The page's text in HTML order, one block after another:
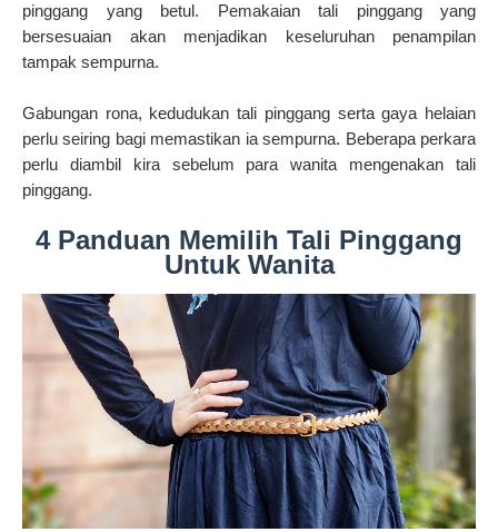
pinggang yang betul. Pemakaian tali pinggang yang
bersesuaian akan menjadikan keseluruhan penampilan
tampak sempurna.
Gabungan rona, kedudukan tali pinggang serta gaya helaian
perlu seiring bagi memastikan ia sempurna. Beberapa perkara
perlu diambil kira sebelum para wanita mengenakan tali
pinggang.
4 Panduan Memilih Tali Pinggang
Untuk Wanita